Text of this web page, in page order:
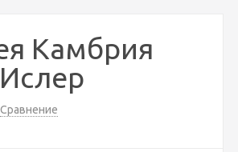
Камбрия
Сравнение